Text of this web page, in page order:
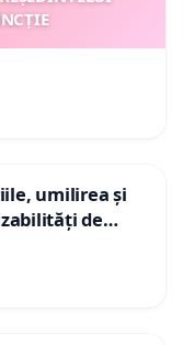
umilirea și
de